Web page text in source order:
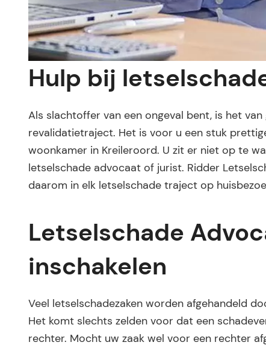
Hulp bij
Als slachtoffer van een ongeval bent, is het
revalidatietraject. Het is voor u een stuk
woonkamer in Kreileroord. U zit er niet op te
letselschade advocaat of jurist. Ridder
daarom in elk letselschade traject op
Letselschade
inschakelen
Veel letselschadezaken worden afgehandeld
Het komt slechts zelden voor dat een
rechter. Mocht uw zaak wel voor een rechter